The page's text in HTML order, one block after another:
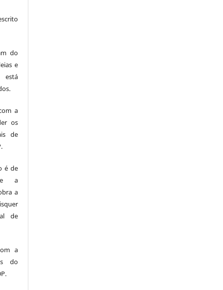
do
e
está
a
os
de
é de
a
a
de
a
do